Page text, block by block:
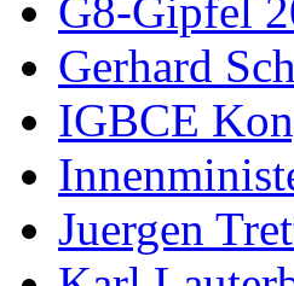
G8-Gipfel
Gerhard
IGBCE
Juergen